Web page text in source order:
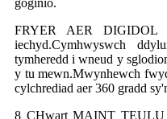
goginio.
FRYER AER DIGIDOL
iechyd.Cymhwyswch
tymheredd i wneud y
y tu mewn.Mwynhewch
cylchrediad aer 360 gradd
8 CHwart MAINT